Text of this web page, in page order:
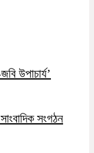
উপাচার্য’
সংগঠন